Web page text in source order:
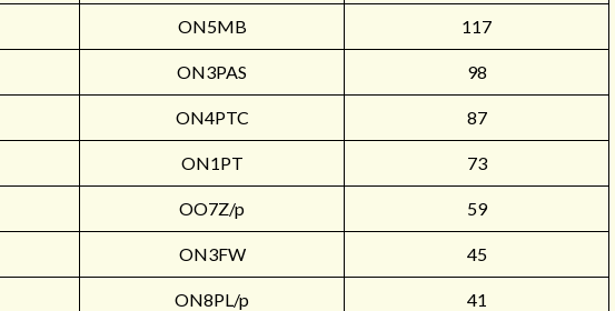
ON5MB 117
ON3PAS 98
ON4PTC 87
ON1PT 73
OO7Z/p 59
ON3FW 45
ON8PL/p 41